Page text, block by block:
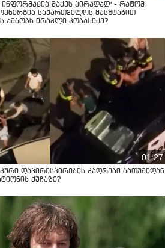
ინფორმაცია მაქვს პირადად" - რატომ
საქართველოს მასშტაბით
ამბობს ირაკლი კობახიძე?
01:27
დაპირისპირების კადრები ბათუმიდან
ქუჩაზე?